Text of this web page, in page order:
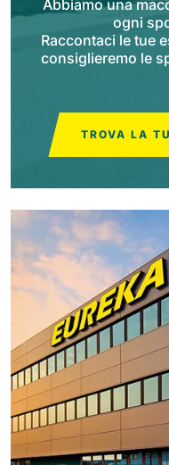
Abbiamo una
ogni
Raccontaci le tue
consiglieremo le
TROVA LA